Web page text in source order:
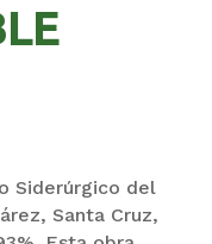
Siderúrgico del
Santa Cruz,